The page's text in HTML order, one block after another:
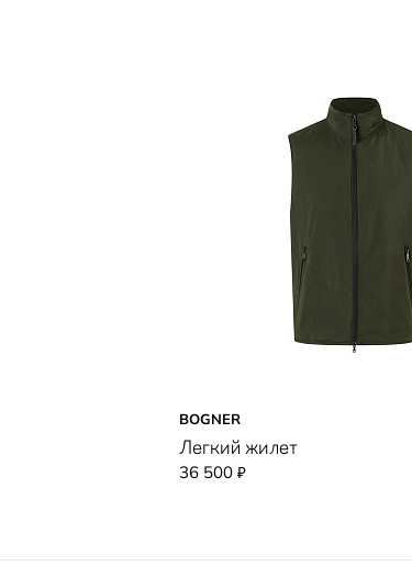
BOGNER
Легкий жилет
36 500 ₽